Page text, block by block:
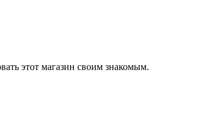
этот магазин своим знакомым.